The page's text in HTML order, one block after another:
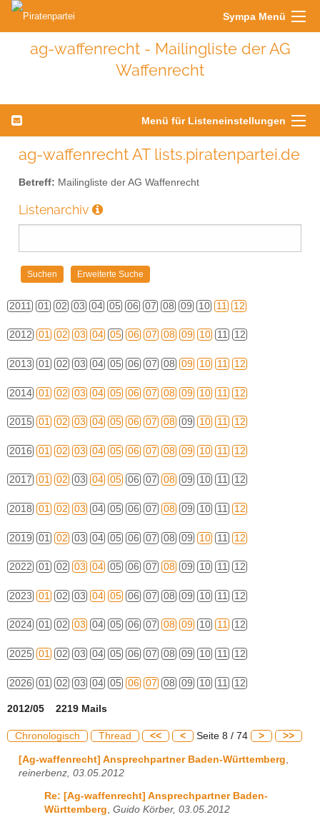
Sympa Menü
ag-waffenrecht - Mailingliste der AG
Waffenrecht
Menü für Listeneinstellungen
ag-waffenrecht AT lists.piratenpartei.de
Betreff: Mailingliste der AG Waffenrecht
Listenarchiv
2011 01 02 03 04 05 06 07 08 09 10 11 12
2012 01 02 03 04 05 06 07 08 09 10 11 12
2013 01 02 03 04 05 06 07 08 09 10 11 12
2014 01 02 03 04 05 06 07 08 09 10 11 12
2015 01 02 03 04 05 06 07 08 09 10 11 12
2016 01 02 03 04 05 06 07 08 09 10 11 12
2017 01 02 03 04 05 06 07 08 09 10 11 12
2018 01 02 03 04 05 06 07 08 09 10 11 12
2019 01 02 03 04 05 06 07 08 09 10 11 12
2022 01 02 03 04 05 06 07 08 09 10 11 12
2023 01 02 03 04 05 06 07 08 09 10 11 12
2024 01 02 03 04 05 06 07 08 09 10 11 12
2025 01 02 03 04 05 06 07 08 09 10 11 12
2026 01 02 03 04 05 06 07 08 09 10 11 12
2012/05 2219 Mails
Chronologisch Thread << < Seite 8 / 74 > >>
[Ag-waffenrecht] Ansprechpartner Baden-Württemberg
reinerbenz, 03.05.2012
Re: [Ag-waffenrecht] Ansprechpartner Baden-
Württemberg, Guido Körber, 03.05.2012